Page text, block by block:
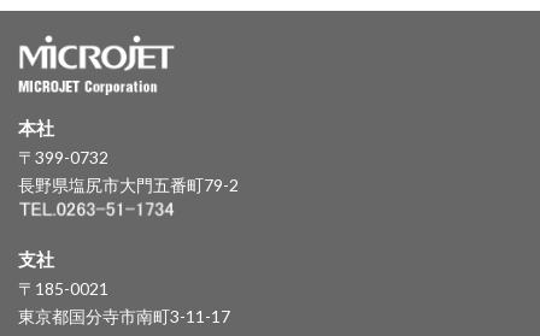
本社
〒399-0732
長野県塩尻市大門五番町79-2
支社
〒185-0021
東京都国分寺市南町3-11-17